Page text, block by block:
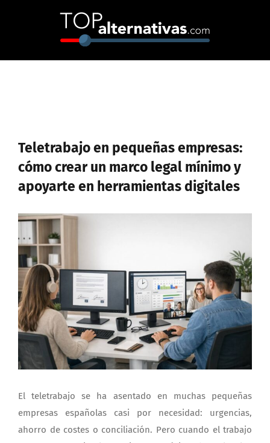
Teletrabajo en pequeñas empresas:
cómo crear un marco legal mínimo y
apoyarte en herramientas digitales
Ver
imagen
más
grande
El teletrabajo se ha asentado en muchas pequeñas
empresas españolas casi por necesidad: urgencias,
ahorro de costes o conciliación. Pero cuando el trabajo